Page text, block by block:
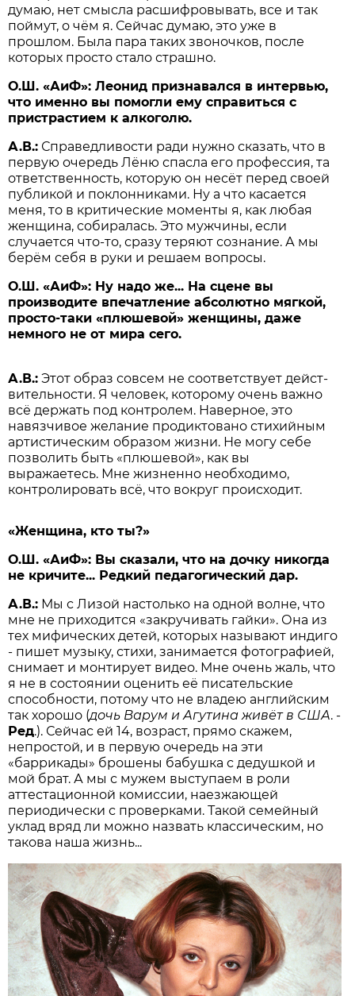
думаю, нет смысла расшифровывать, все и так
поймут, о чём я. Сейчас думаю, это уже в
прошлом. Была пара таких звоночков, после
которых просто стало страшно.
О.Ш. «АиФ»: Леонид признавался в интервью,
что именно вы помогли ему справиться с
пристрастием к алко­голю.
А.В.: Справедливости ради нужно сказать, что в
первую очередь Лёню спасла его профессия, та
ответственность, которую он несёт перед своей
публикой и поклонниками. Ну а что касается
меня, то в критические моменты я, как любая
женщина, собиралась. Это мужчины, если
случается что-то, сразу теряют сознание. А мы
берём себя в руки и решаем вопросы.
О.Ш. «АиФ»: Ну надо же... На сцене вы
производите впечатление абсолютно мягкой,
просто-таки «плюшевой» женщины, даже
немного не от мира сего.
А.В.: Этот образ совсем не соответствует дейст­
вительности. Я человек, которому очень важно
всё держать под контролем. Наверное, это
навязчивое желание продиктовано стихийным
артистическим образом жизни. Не могу себе
позволить быть «плюшевой», как вы
выражаетесь. Мне жизненно необходимо,
контролировать всё, что вокруг происходит.
«Женщина, кто ты?»
О.Ш. «АиФ»: Вы сказали, что на дочку никогда
не кричите... Редкий педаго­гический дар.
А.В.: Мы с Лизой настолько на одной волне, что
мне не приходится «закручивать гайки». Она из
тех мифических детей, которых называют индиго
- пишет музыку, стихи, занимается фото­графией,
снимает и монтирует видео. Мне очень жаль, что
я не в состоянии оценить её писательские
способности, потому что не владею английским
так хорошо (дочь Варум и Агутина живёт в США. -
Ред.). Сейчас ей 14, возраст, прямо скажем,
непростой, и в первую очередь на эти
«баррикады» брошены бабушка с дедушкой и
мой брат. А мы с мужем выступаем в роли
аттестационной комиссии, наезжающей
периодически с проверками. Такой семейный
уклад вряд ли можно назвать классическим, но
такова наша жизнь...